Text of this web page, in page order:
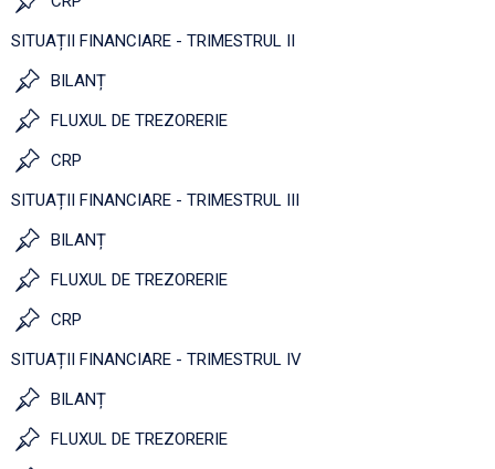
SITUAȚII FINANCIARE - TRIMESTRUL II
BILANȚ
FLUXUL DE TREZORERIE
CRP
SITUAȚII FINANCIARE - TRIMESTRUL III
BILANȚ
FLUXUL DE TREZORERIE
CRP
SITUAȚII FINANCIARE - TRIMESTRUL IV
BILANȚ
FLUXUL DE TREZORERIE